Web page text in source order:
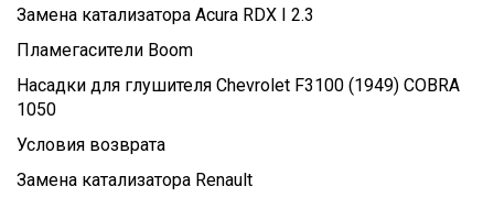
Замена катализатора Acura RDX I 2.3
Пламегасители Boom
Насадки для глушителя Chevrolet F3100 (1949) COBRA
1050
Условия возврата
Замена катализатора Renault